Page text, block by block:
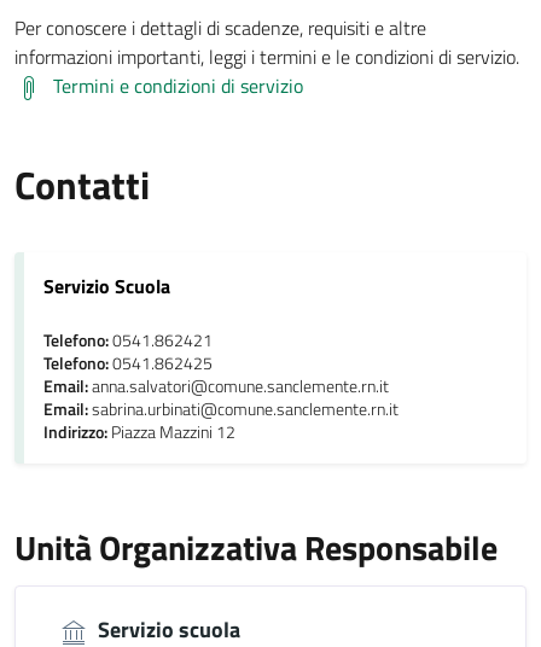
Per conoscere i dettagli di scadenze, requisiti e altre
informazioni importanti, leggi i termini e le condizioni di servizio.
Termini e condizioni di servizio
Contatti
Servizio Scuola
Telefono:0541.862421
Telefono:0541.862425
Email:anna.salvatori@comune.sanclemente.rn.it
Email:sabrina.urbinati@comune.sanclemente.rn.it
Indirizzo:Piazza Mazzini 12
Unità Organizzativa Responsabile
Servizio scuola